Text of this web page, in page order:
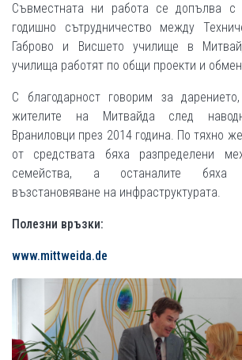
Съвместната ни работа се допълва
годишно сътрудничество между
Габрово и Висшето училище в
училища работят по общи проекти и
С благодарност говорим за
жителите на Митвайда след
Враниловци през 2014 година. По тяхно
от средствата бяха разпределени
семейства, а останалите бяха
възстановяване на инфраструктурата.
Полезни връзки:
www.mittweida.de
ФОТО ГАЛЕРИИ